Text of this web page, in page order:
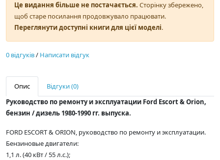
Це видання більше не постачається. Сторінку збережено,
щоб старе посилання продовжувало працювати.
Переглянути доступні книги для цієї моделі.
0 відгуків/ Написати відгук
Опис
Відгуки (0)
Руководство по ремонту и эксплуатации Ford Escort & Orion,
бензин / дизель 1980-1990 гг. выпуска.
FORD ESCORT & ORION, руководство по ремонту и эксплуатации.
Бензиновые двигатели:
1,1 л. (40 кВт / 55 л.с.);